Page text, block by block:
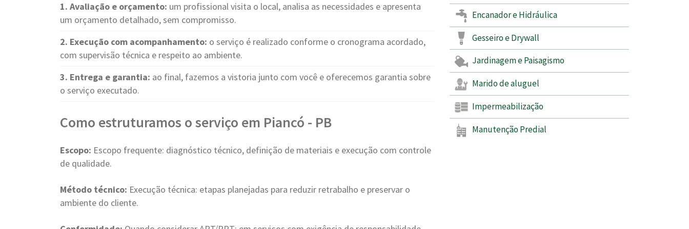
1. Avaliação e orçamento: um profissional visita o local, analisa as necessidades e apresenta
um orçamento detalhado, sem compromisso.
2. Execução com acompanhamento: o serviço é realizado conforme o cronograma acordado,
com supervisão técnica e respeito ao ambiente.
3. Entrega e garantia: ao final, fazemos a vistoria junto com você e oferecemos garantia sobre
o serviço executado.
Como estruturamos o serviço em Piancó - PB
Escopo: Escopo frequente: diagnóstico técnico, definição de materiais e execução com controle
de qualidade.
Método técnico: Execução técnica: etapas planejadas para reduzir retrabalho e preservar o
ambiente do cliente.
Encanador e Hidráulica
Gesseiro e Drywall
Jardinagem e Paisagismo
Marido de aluguel
Impermeabilização
Manutenção Predial